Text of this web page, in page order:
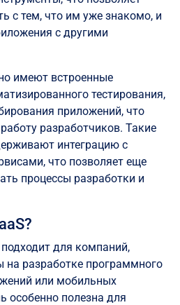
с тем, что им уже знакомо, и
с другими
имеют встроенные
тестирования,
приложений, что
разработчиков. Такие
интеграцию с
что позволяет еще
процессы разработки и
для компаний,
на разработке программного
или мобильных
особенно полезна для